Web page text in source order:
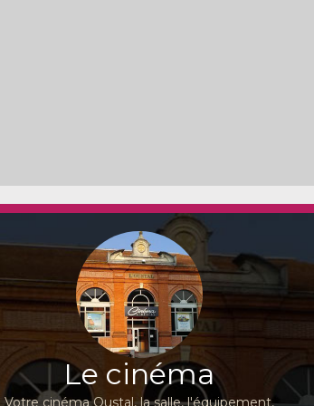
Le cinéma
Votre cinéma Oustal, la salle, l'équipement,